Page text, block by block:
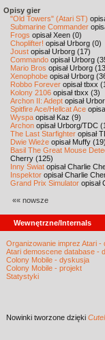
Opisy gier
"Old Towers" (Atari ST)
Submarine Commander
Frogs opisał Xeen (0)
Choplifter! opisał Urborg (0)
Joust opisał Urborg (17)
Commando opisał Urborg
Mario Bros opisał Urborg
Xenophobe opisał Urborg
Robbo Forever opisał tbxx
Kolony 2106 opisał tbxx (3)
Archon II: Adept opisał
Spitfire Ace/Hellcat Ace
Wyspa opisał Kaz (9)
Archon opisał Urborg/TDC
The Last Starfighter opisał
Dwie Wieże opisał Muffy (19)
Basil The Great Mouse
Cherry (125)
Inny Świat opisał Charlie
Inspektor opisał Charlie
Grand Prix Simulator opisał
«« nowsze
Wewnętrzne/Internals
Organizowanie imprez Atari -
Atari demoscene database -
Colony Mobile - dyskusja
Colony Mobile - projekt
Statystyki
Nowinki tworzone dzięki